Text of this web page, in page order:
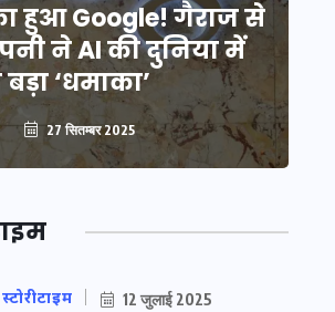
हुआ Google! गैराज से
ने AI की दुनिया में
‘धमाका’
27 सितम्बर 2025
स्टोरीटाइम 12 जुलाई 2025